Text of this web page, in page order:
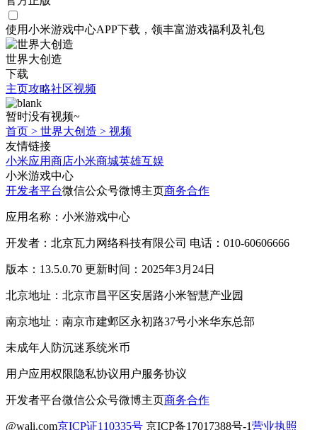
使用小米游戏中心APP下载 ，领丰富游戏福利 及礼包
世界大创造
下载
主页攻略社区视频
暂时没有视频~
首页 > 世界大创造 > 视频
友情链接
小米应用商店小米商城英雄互娱
小米游戏中心
开发者平台微信公众号微博主页商务合作
应用名称：小米游戏中心
开发者：北京瓦力网络科技有限公司 电话：010-60606666
版本：13.5.0.70 更新时间：2025年3月24日
北京地址：北京市昌平区安居路小米智慧产业园
南京地址：南京市建邺区永初路37号小米华东总部
未成年人防沉迷系统米币
用户应用权限隐私协议用户服务协议
开发者平台微信公众号微博主页商务合作
@wali.com京ICP证110335号 京ICP备17017388号-1营业执照